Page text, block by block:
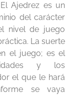
El Ajedrez es un
del carácter
nivel de juego
La suerte
el juego; es el
y los
el que le hará
se vaya